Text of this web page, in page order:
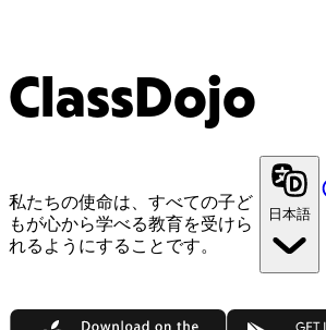
ClassDojo
私たちの使命は、すべての子ど
もが心から学べる教育を受けら
れるようにすることです。
日本語
App Store Google Play